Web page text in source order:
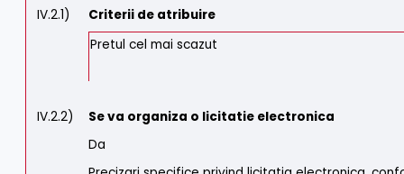
IV.2.1)
Criterii de atribuire
Pretul cel mai scazut
IV.2.2)
Se va organiza o licitatie electronica
Da